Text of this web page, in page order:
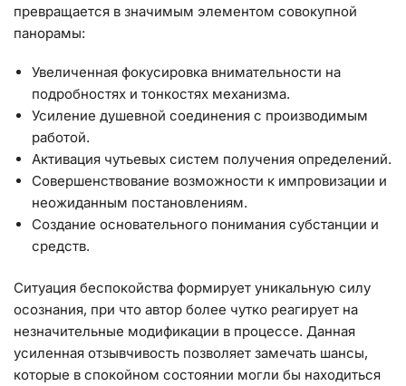
превращается в значимым элементом совокупной
панорамы:
Увеличенная фокусировка внимательности на
подробностях и тонкостях механизма.
Усиление душевной соединения с производимым
работой.
Активация чутьевых систем получения определений.
Совершенствование возможности к импровизации и
неожиданным постановлениям.
Создание основательного понимания субстанции и
средств.
Ситуация беспокойства формирует уникальную силу
осознания, при что автор более чутко реагирует на
незначительные модификации в процессе. Данная
усиленная отзывчивость позволяет замечать шансы,
которые в спокойном состоянии могли бы находиться